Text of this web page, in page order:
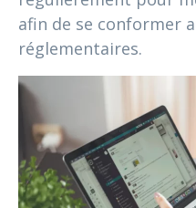
afin de se conformer
réglementaires.